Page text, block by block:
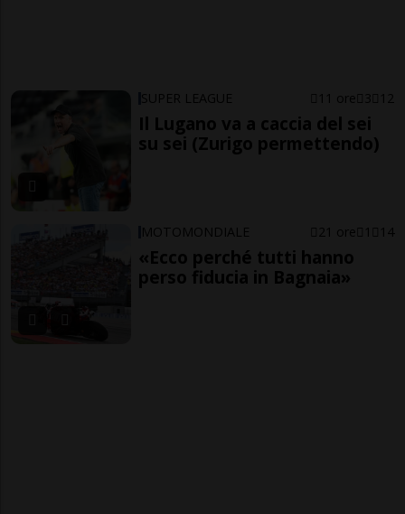
SUPER LEAGUE 11 ore 3 12
Il Lugano va a caccia del sei
su sei (Zurigo permettendo)
MOTOMONDIALE 21 ore 1 14
«Ecco perché tutti hanno
perso fiducia in Bagnaia»